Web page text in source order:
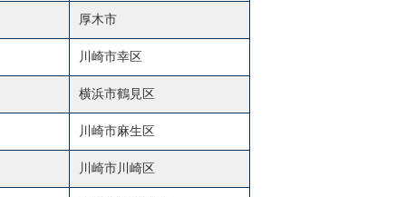
厚木市
川崎市幸区
横浜市鶴見区
川崎市麻生区
川崎市川崎区